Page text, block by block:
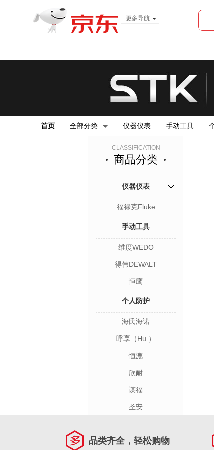
更多导航
首页 全部分类 仪器仪表 手动工具
CLASSIFICATION
商品分类
仪器仪表
福禄克Fluke
手动工具
维度WEDO
得伟DEWALT
恒鹰
个人防护
海氏海诺
呼享（Hu ）
恒漉
欣耐
谋福
圣安
品类齐全，轻松购物